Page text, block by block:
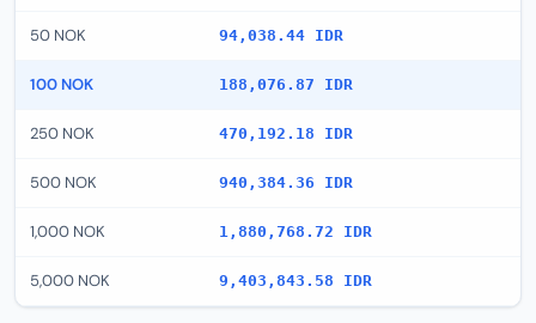
50 NOK 94,038.44 IDR
100 NOK 188,076.87 IDR
250 NOK 470,192.18 IDR
500 NOK 940,384.36 IDR
1,000 NOK 1,880,768.72 IDR
5,000 NOK 9,403,843.58 IDR